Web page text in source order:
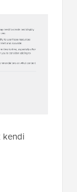
kendi